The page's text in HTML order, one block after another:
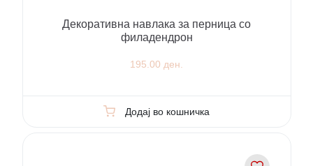
Декоративна навлака за перница со
филадендрон
195.00 ден.
Додај во кошничка